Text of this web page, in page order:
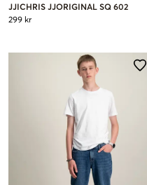
JJICHRIS JJORIGINAL SQ 602
299 kr